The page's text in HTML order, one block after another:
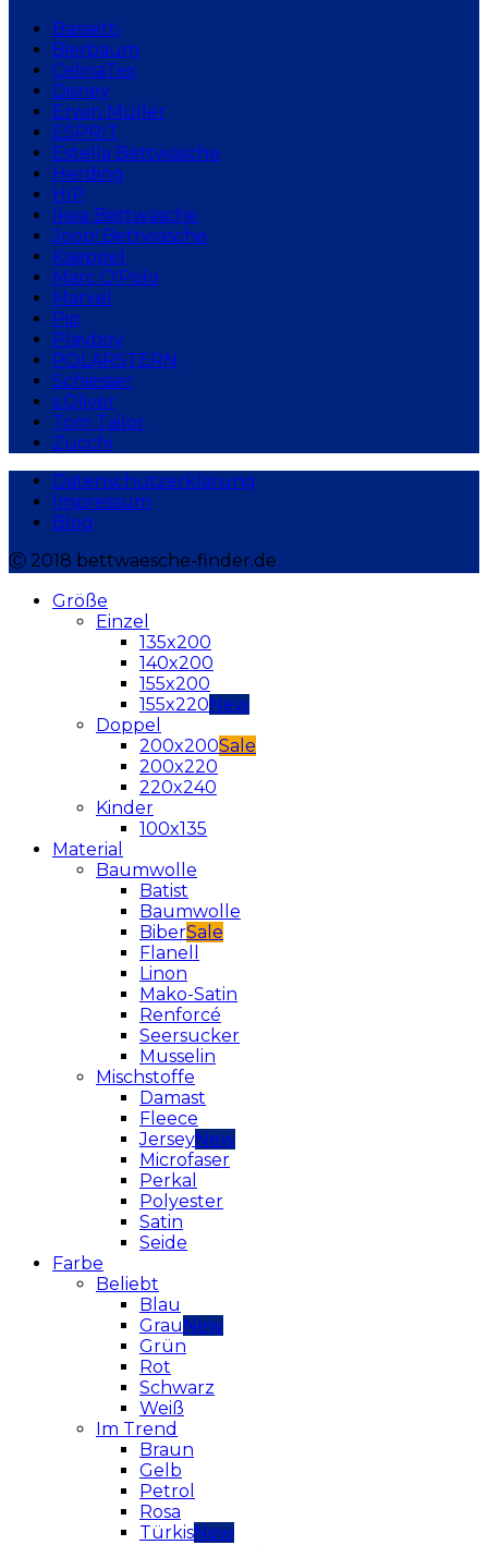
Bassetti
Bierbaum
CelinaTex
Disney
Erwin Müller
ESPRIT
Estella Bettwäsche
Herding
HIP
Ikea Bettwäsche
Joop! Bettwäsche
Kaeppel
Marc O'Polo
Marvel
Pip
Playboy
POLARSTERN
Schiesser
s.Oliver
Tom Tailor
Zucchi
Datenschutzerklärung
Impressum
Blog
Ⓒ 2018 bettwaesche-finder.de
Größe
Einzel
135x200
140x200
155x200
155x220
Doppel
200x200
200x220
220x240
Kinder
100x135
Material
Baumwolle
Batist
Baumwolle
Biber
Flanell
Linon
Mako-Satin
Renforcé
Seersucker
Musselin
Mischstoffe
Damast
Fleece
Jersey
Microfaser
Perkal
Polyester
Satin
Seide
Farbe
Beliebt
Blau
Grau
Grün
Rot
Schwarz
Weiß
Im Trend
Braun
Gelb
Petrol
Rosa
Türkis